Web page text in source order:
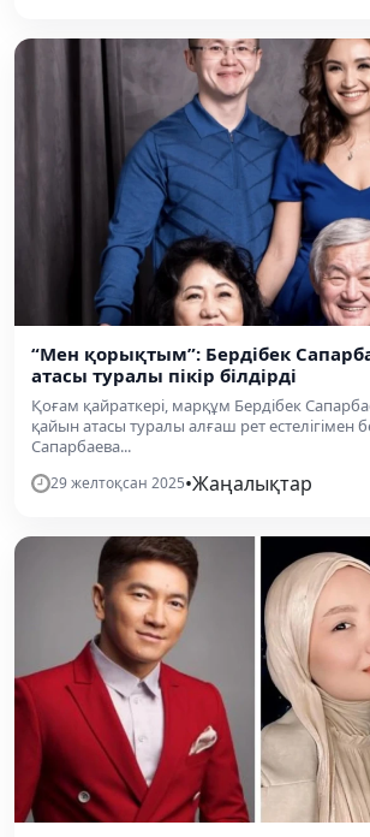
“Мен қорықтым”: Бердібек
атасы туралы пікір білдірді
Қоғам қайраткері, марқұм Бердібек
қайын атасы туралы алғаш рет естелігімен
Сапарбаева...
29 желтоқсан 2025•Жаңалықтар